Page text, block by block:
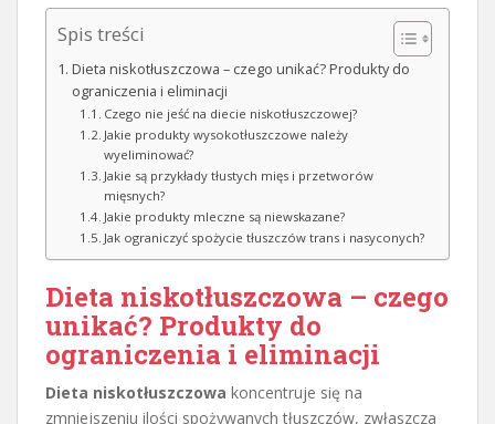
Spis treści
Dieta niskotłuszczowa – czego unikać? Produkty do
ograniczenia i eliminacji
Czego nie jeść na diecie niskotłuszczowej?
Jakie produkty wysokotłuszczowe należy
wyeliminować?
Jakie są przykłady tłustych mięs i przetworów
mięsnych?
Jakie produkty mleczne są niewskazane?
Jak ograniczyć spożycie tłuszczów trans i nasyconych?
Dieta niskotłuszczowa – czego
unikać? Produkty do
ograniczenia i eliminacji
Dieta niskotłuszczowa koncentruje się na
zmniejszeniu ilości spożywanych tłuszczów, zwłaszcza